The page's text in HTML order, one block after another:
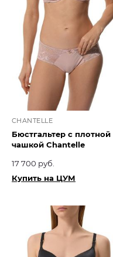
CHANTELLE
Бюстгальтер с плотной
чашкой Chantelle
17 700 руб.
Купить на ЦУМ